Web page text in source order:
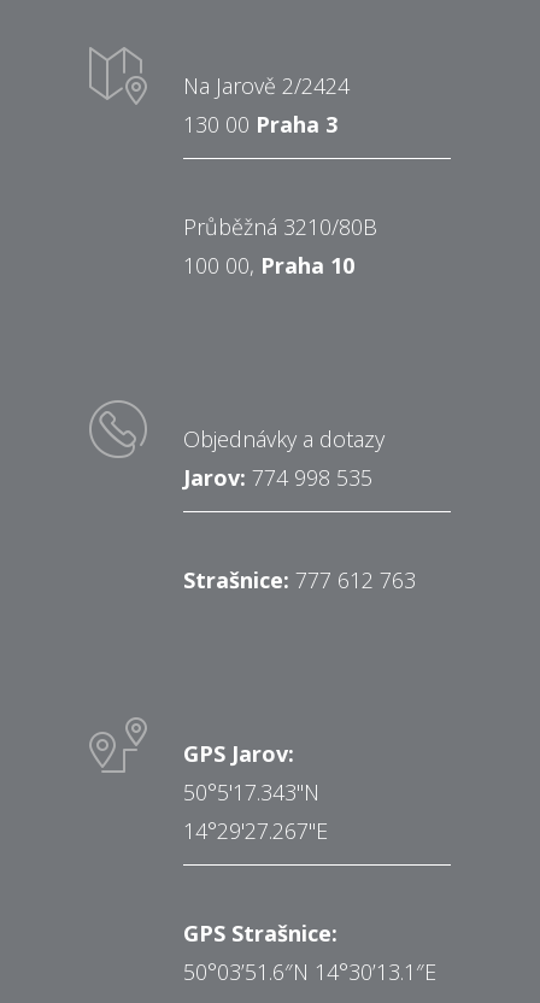
Na Jarově 2/2424
130 00 Praha 3
Průběžná 3210/80B
100 00, Praha 10
Objednávky a dotazy
Jarov: 774 998 535
Strašnice: 777 612 763
GPS Jarov:
50°5'17.343"N
14°29'27.267"E
GPS Strašnice:
50°03’51.6″N 14°30’13.1″E